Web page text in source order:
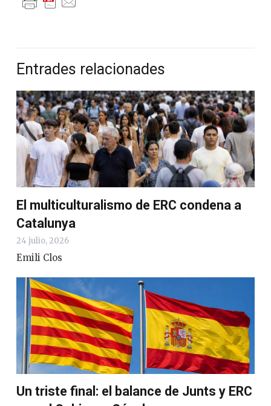
Entrades relacionades
El multiculturalismo de ERC condena a
Catalunya
24 julio, 2026
Emili Clos
Un triste final: el balance de Junts y ERC